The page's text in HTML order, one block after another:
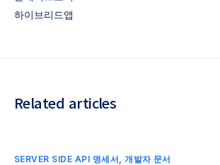
하이브리드앱
Related articles
SERVER SIDE API 명세서 ,개발자 문서